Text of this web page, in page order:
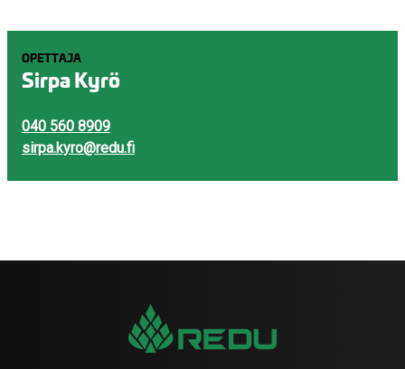
OPETTAJA
Sirpa Kyrö
040 560 8909
sirpa.kyro@redu.fi